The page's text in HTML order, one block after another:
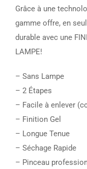
Grâce à une
gamme offre, en
durable avec une
LAMPE!
– Sans Lampe
– 2 Étapes
– Facile à enlever
– Finition Gel
– Longue Tenue
– Séchage Rapide
– Pinceau